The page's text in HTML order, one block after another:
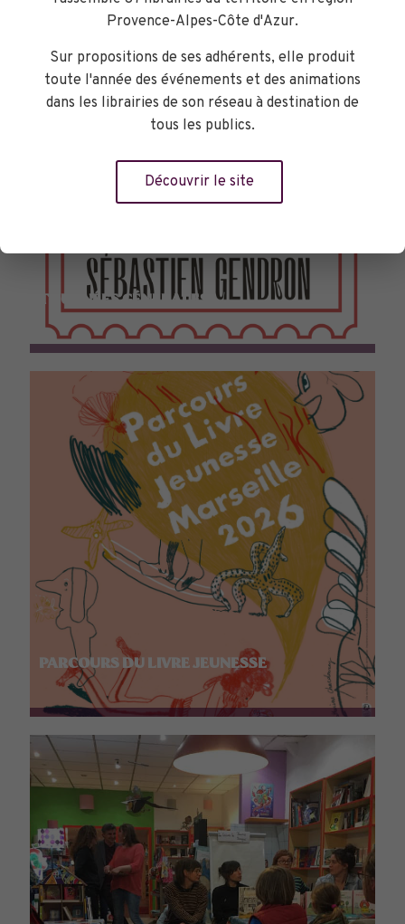
TOURNÉES GÉNÉRALES
PARCOURS DU LIVRE JEUNESSE
Provence-Alpes-Côte d'Azur.
Sur propositions de ses adhérents, elle produit
toute l'année des événements et des animations
dans les librairies de son réseau à destination de
tous les publics.
Découvrir le site